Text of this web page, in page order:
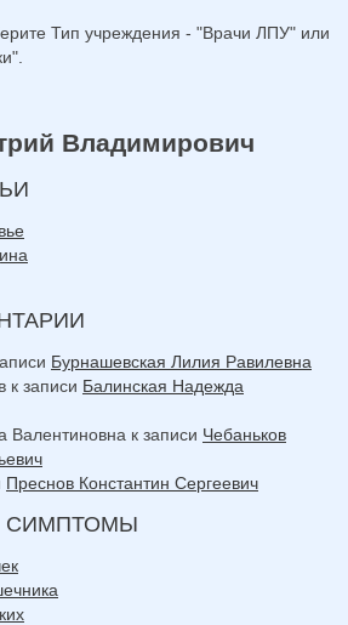
Тип учреждения - "Врачи ЛПУ" или
Владимирович
Бурнашевская Лилия Равилевна
к записи Балинская Надежда
Валентиновна к записи Чебаньков
Преснов Константин Сергеевич
СИМПТОМЫ